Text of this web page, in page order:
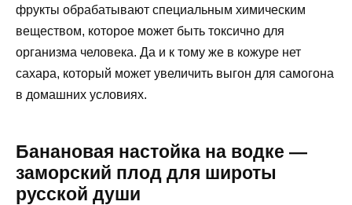
фрукты обрабатывают специальным химическим
веществом, которое может быть токсично для
организма человека. Да и к тому же в кожуре нет
сахара, который может увеличить выгон для самогона
в домашних условиях.
Банановая настойка на водке —
заморский плод для широты
русской души